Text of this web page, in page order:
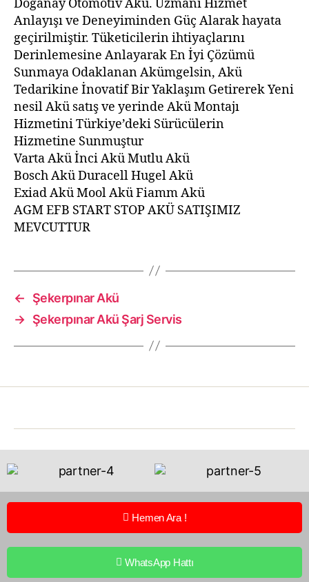
Doganay Otomotiv Akü. Uzmanı Hizmet
Anlayışı ve Deneyiminden Güç Alarak hayata
geçirilmiştir. Tüketicilerin ihtiyaçlarını
Derinlemesine Anlayarak En İyi Çözümü
Sunmaya Odaklanan Akümgelsin, Akü
Tedarikine İnovatif Bir Yaklaşım Getirerek Yeni
nesil Akü satış ve yerinde Akü Montajı
Hizmetini Türkiye’deki Sürücülerin
Hizmetine Sunmuştur
Varta Akü İnci Akü Mutlu Akü
Bosch Akü Duracell Hugel Akü
Exiad Akü Mool Akü Fiamm Akü
AGM EFB START STOP AKÜ SATIŞIMIZ
MEVCUTTUR
←
Şekerpınar Akü
→ Şekerpınar Akü Şarj Servis
Hemen Ara !
WhatsApp Hattı